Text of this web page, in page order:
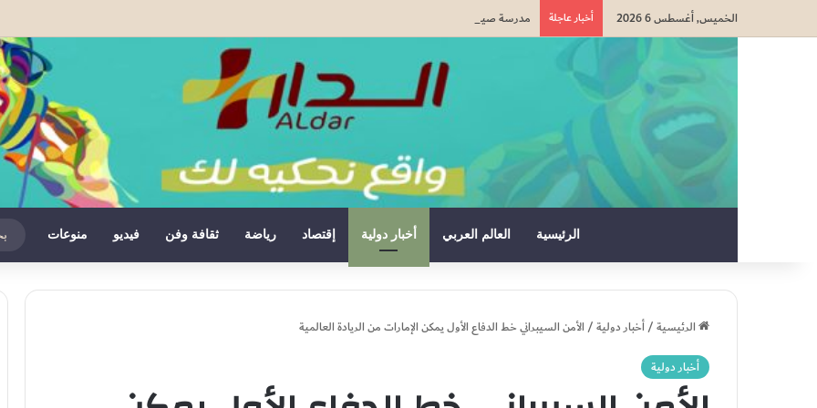
الخميس, أغسطس 6 2026 أخبار عاجلة مدرسة صيفية في القدس تمزج الحرف التقليدية بالذكاء الاصطناعي بدعم من وكالة بيت مال القدس الشريف
الرئيسية العالم العربي أخبار دولية إقتصاد رياضة ثقافة وفن فيديو منوعات
الرئيسية/أخبار دولية/الأمن السيبراني خط الدفاع الأول يمكن الإمارات من الريادة العالمية
أخبار دولية